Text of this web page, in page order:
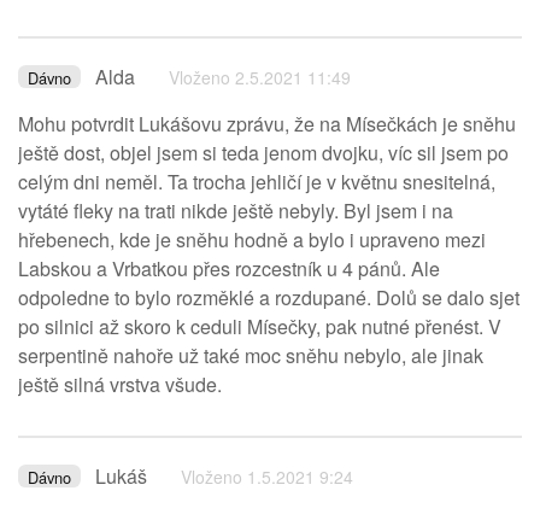
Dávno Alda Vloženo 2.5.2021 11:49
Mohu potvrdit Lukášovu zprávu, že na Mísečkách je sněhu
ještě dost, objel jsem si teda jenom dvojku, víc sil jsem po
celým dni neměl. Ta trocha jehličí je v květnu snesitelná,
vytáté fleky na trati nikde ještě nebyly. Byl jsem i na
hřebenech, kde je sněhu hodně a bylo i upraveno mezi
Labskou a Vrbatkou přes rozcestník u 4 pánů. Ale
odpoledne to bylo rozměklé a rozdupané. Dolů se dalo sjet
po silnici až skoro k ceduli Mísečky, pak nutné přenést. V
serpentině nahoře už také moc sněhu nebylo, ale jinak
ještě silná vrstva všude.
Dávno Lukáš Vloženo 1.5.2021 9:24